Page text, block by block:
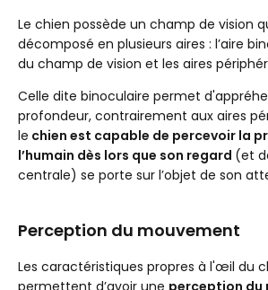
Le chien possède un champ de vision
décomposé en plusieurs aires : l’aire
du champ de vision et les aires
Celle dite binoculaire permet
profondeur, contrairement aux aires
le chien est capable de percevoir la
l’humain dès lors que son regard (et
centrale) se porte sur l’objet de son
Perception du mouvement
Les caractéristiques propres à l'œil du
permettent d’avoir une perception du